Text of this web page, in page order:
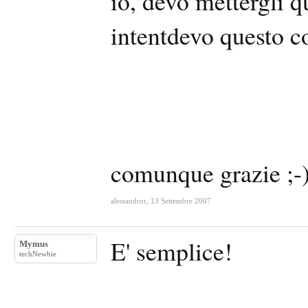
intentdevo questo
comunque grazie
alessandror 13 Settembre 2007
Mymus
techNewbie E' semplice!